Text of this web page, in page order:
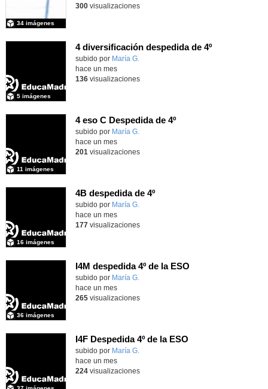
34 imágenes
300visualizaciones
4 diversificación despedida de 4º
Contenido educativo.
subido por María G.
5 imágenes
hace un mes
136visualizaciones
4 eso C Despedida de 4º
Contenido educativo.
subido por María G.
11 imágenes
hace un mes
201 visualizaciones
4B despedida de 4º
Contenido educativo.
subido por María G.
16 imágenes
hace un mes
177visualizaciones
I4M despedida 4º de la ESO
subido por María G.
36 imágenes
hace un mes
265visualizaciones
I4F Despedida 4º de la ESO
subido por María G.
hace un mes
224visualizaciones